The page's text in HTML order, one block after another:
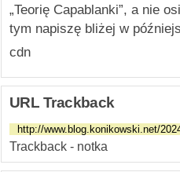
„Teorię Capablanki”, a nie
tym napiszę bliżej w
cdn
URL Trackback
Trackback - notka